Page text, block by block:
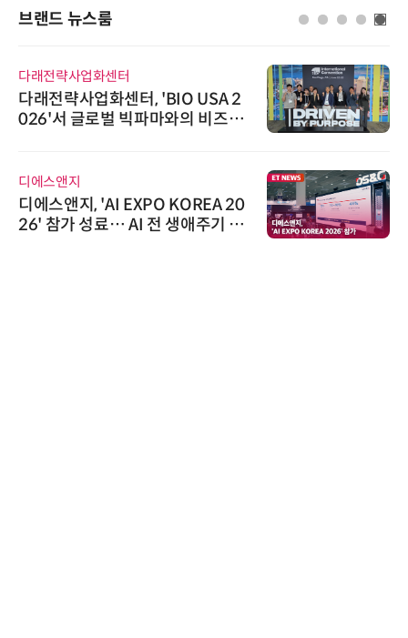
브랜드 뉴스룸
다래전략사업화센터
다래전략사업화센터, 'BIO USA 2
026'서 글로벌 빅파마와의 비즈니
디에스앤지
디에스앤지, 'AI EXPO KOREA 20
26' 참가 성료… AI 전 생애주기 아